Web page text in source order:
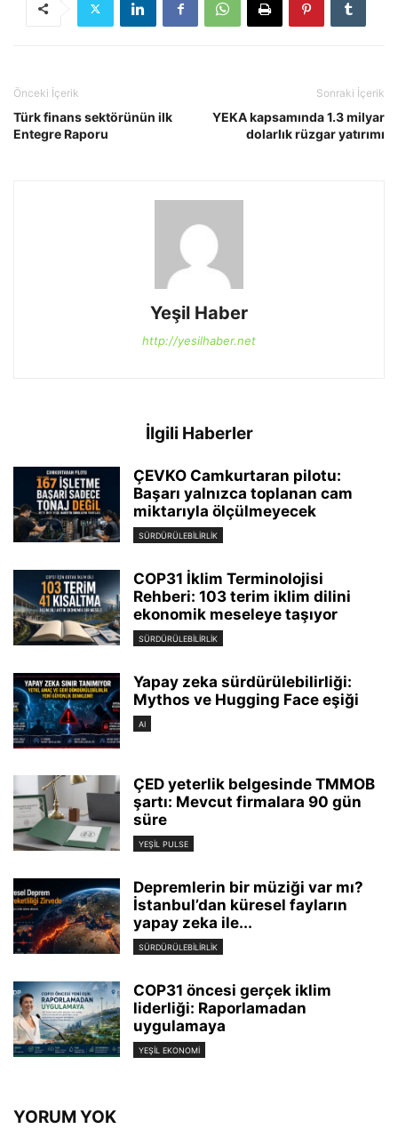
Önceki İçerik
Türk finans sektörünün ilk
Entegre Raporu
Sonraki İçerik
YEKA kapsamında 1.3 milyar
dolarlık rüzgar yatırımı
Yeşil Haber
http://yesilhaber.net
İlgili Haberler
ÇEVKO Camkurtaran pilotu:
Başarı yalnızca toplanan cam
miktarıyla ölçülmeyecek
SÜRDÜRÜLEBILIRLIK
COP31 İklim Terminolojisi
Rehberi: 103 terim iklim dilini
ekonomik meseleye taşıyor
SÜRDÜRÜLEBILIRLIK
Yapay zeka sürdürülebilirliği:
Mythos ve Hugging Face eşiği
AI
ÇED yeterlik belgesinde TMMOB
şartı: Mevcut firmalara 90 gün
süre
YEŞIL PULSE
Depremlerin bir müziği var mı?
İstanbul’dan küresel fayların
yapay zeka ile...
SÜRDÜRÜLEBILIRLIK
COP31 öncesi gerçek iklim
liderliği: Raporlamadan
uygulamaya
YEŞIL EKONOMI
YORUM YOK